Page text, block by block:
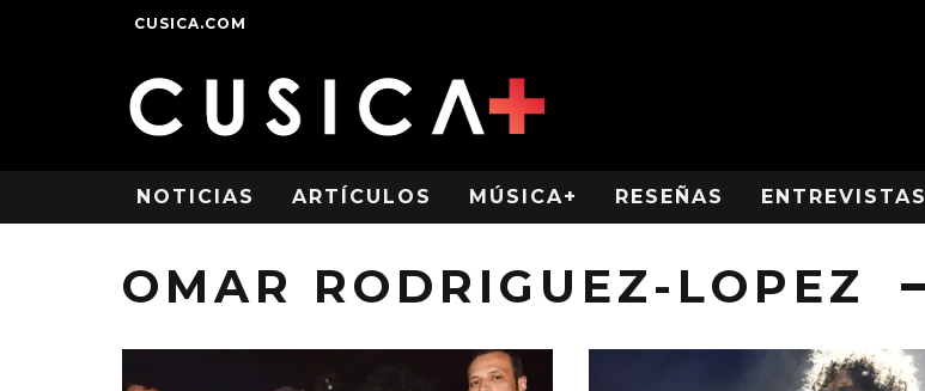
CUSICA.COM
NOTICIAS ARTÍCULOS MÚSICA+ RESEÑAS ENTREVISTAS
OMAR RODRIGUEZ-LOPEZ